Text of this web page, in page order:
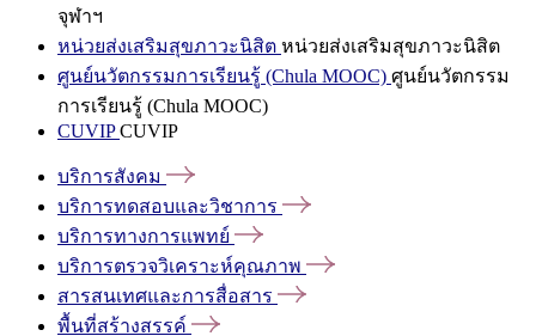
จุฬาฯ
หน่วยส่งเสริมสุขภาวะนิสิต หน่วยส่งเสริมสุขภาวะนิสิต
ศูนย์นวัตกรรมการเรียนรู้ (Chula MOOC) ศูนย์นวัตกรรม
การเรียนรู้ (Chula MOOC)
CUVIPCUVIP
บริการสังคม
บริการทดสอบและวิชาการ
บริการทางการแพทย์
บริการตรวจวิเคราะห์คุณภาพ
สารสนเทศและการสื่อสาร
พื้นที่สร้างสรรค์